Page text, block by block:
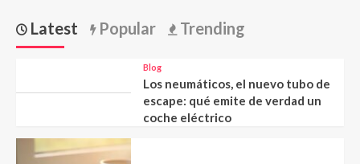
Latest Popular Trending
Blog
Los neumáticos, el nuevo tubo de
escape: qué emite de verdad un
coche eléctrico